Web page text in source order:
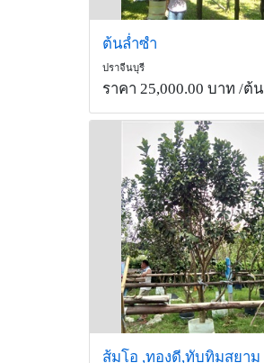
ต้นล่ำซำ
ปราจีนบุรี
ราคา 25,000.00 บาท /ต้น